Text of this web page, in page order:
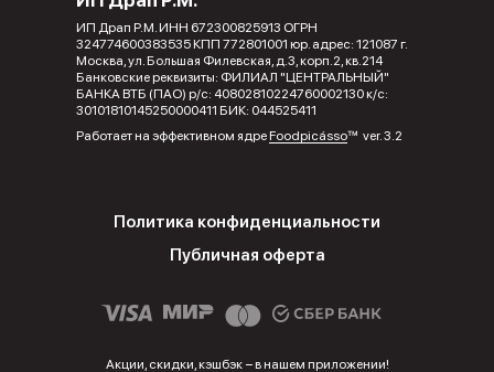
ИП Драп Р.М. ИНН 672300825913 ОГРН
324774600383535 КПП 772801001 юр. адрес: 121087 г.
Москва, ул. Большая Филевская, д.3, корп.2, кв.214
Банковские реквизиты: ФИЛИАЛ "ЦЕНТРАЛЬНЫЙ"
БАНКА ВТБ (ПАО) р/с: 40802810224760002130 к/с:
30101810145250000411 БИК: 044525411
Работает на эффективном ядреFoodpicássover. 3.2
Политика конфиденциальности
Публичная оферта
Акции, скидки, кэшбэк − в нашем приложении!